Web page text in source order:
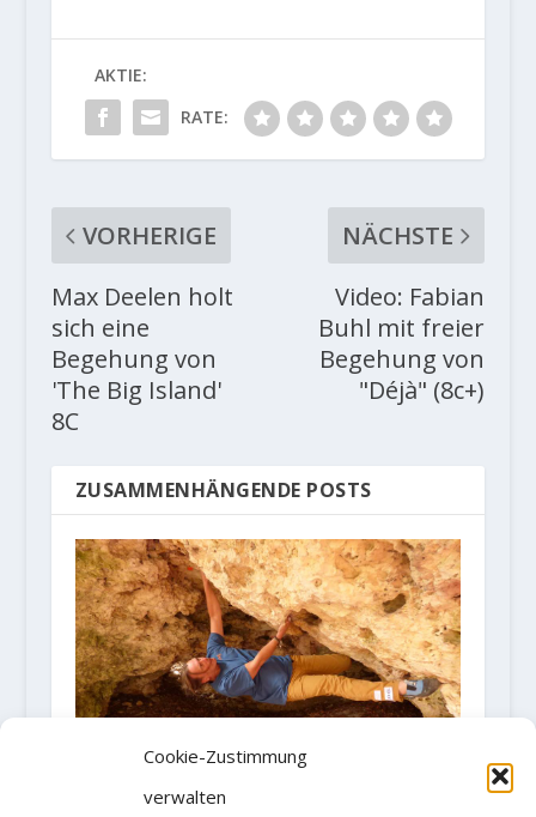
Cookie-Zustimmung
verwalten
AKTIE:
RATE:
VORHERIGE
Max Deelen holt
sich eine
Begehung von
'The Big Island'
8C
NÄCHSTE
Video: Fabian
Buhl mit freier
Begehung von
"Déjà" (8c+)
ZUSAMMENHÄNGENDE POSTS